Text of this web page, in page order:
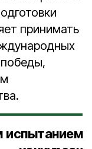
принимать